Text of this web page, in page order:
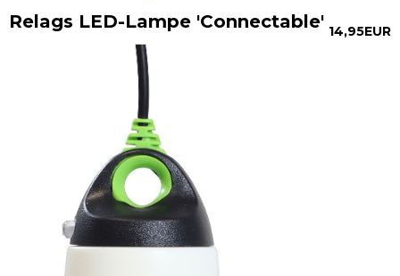
14,95EUR
Relags LED-Lampe 'Connectable'